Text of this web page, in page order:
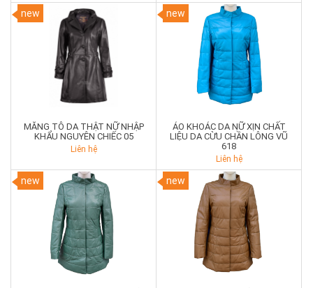
new
MĂNG TÔ DA THẬT NỮ NHẬP
KHẨU NGUYÊN CHIẾC 05
Liên hệ
new
ÁO KHOÁC DA NỮ XỊN CHẤT
LIỆU DA CỪU CHẦN LÔNG VŨ
618
Liên hệ
new new